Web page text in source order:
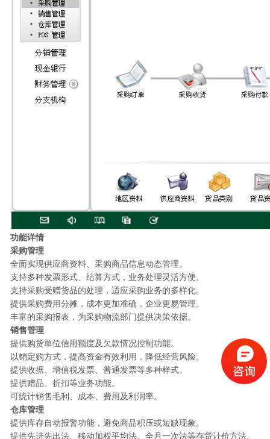
功能详情
采购管理
全面实现供应商资料、采购商品信息动态管理。
支持多种发票形式、结算方式，业务处理灵活方便。
支持采购受赠货品的处理，适应采购业务的多样化。
提供采购费用分摊，成本更加准确，企业更易管理。
丰富的采购报表，为采购物流部门提供决策依据。
销售管理
提供购货单位信用额度及欠款情况控制功能。
以销定购方式，提高资金有效利用，降低经营风险。
提供收据、增值税发票、普通发票等多种样式。
提供赠品、折扣等业务功能。
可统计销售毛利、成本、费用及利润率。
仓库管理
提供库存自动报警功能，避免商品积压或短缺现象。
提供先进先出法、移动加权平均法、全月一次法等存货计价方法。